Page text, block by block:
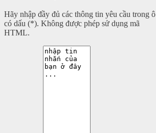
Hãy nhập đầy đủ các thông tin yêu cầu trong ô
có dấu (*). Không được phép sử dụng mã
HTML.